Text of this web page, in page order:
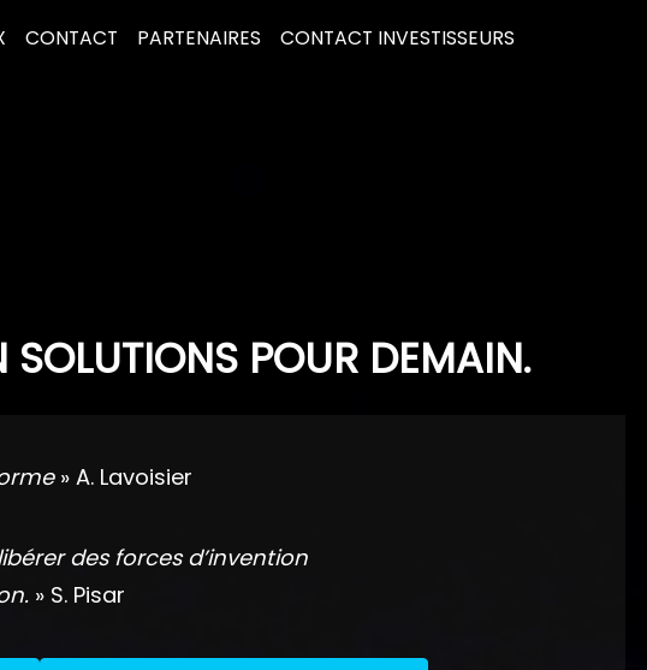
CONTACT PARTENAIRES CONTACT INVESTISSEURS
SOLUTIONS POUR DEMAIN.
» A. Lavoisier
des forces d’invention
» S. Pisar